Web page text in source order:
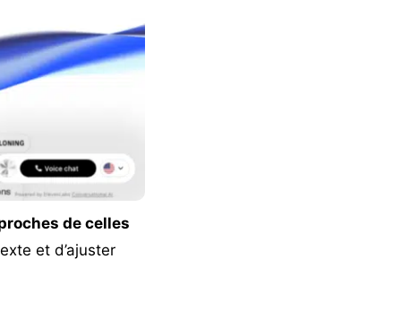
de celles
et d’ajuster